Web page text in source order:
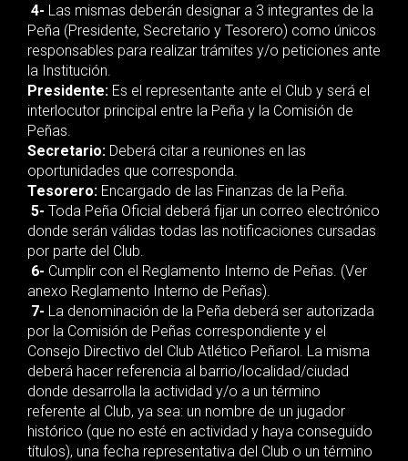
4- Las mismas deberán designar a 3 integrantes de la
Peña (Presidente, Secretario y Tesorero) como únicos
responsables para realizar trámites y/o peticiones ante
la Institución.
Presidente: Es el representante ante el Club y será el
interlocutor principal entre la Peña y la Comisión de
Peñas.
Secretario: Deberá citar a reuniones en las
oportunidades que corresponda.
Tesorero: Encargado de las Finanzas de la Peña.
5- Toda Peña Oficial deberá fijar un correo electrónico
donde serán válidas todas las notificaciones cursadas
por parte del Club.
6- Cumplir con el Reglamento Interno de Peñas. (Ver
anexo Reglamento Interno de Peñas).
7- La denominación de la Peña deberá ser autorizada
por la Comisión de Peñas correspondiente y el
Consejo Directivo del Club Atlético Peñarol. La misma
deberá hacer referencia al barrio/localidad/ciudad
donde desarrolla la actividad y/o a un término
referente al Club, ya sea: un nombre de un jugador
histórico (que no esté en actividad y haya conseguido
títulos), una fecha representativa del Club o un término